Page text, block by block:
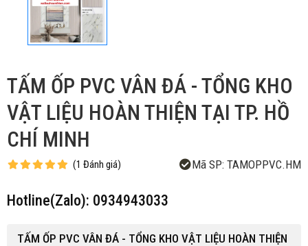
TẤM ỐP PVC VÂN ĐÁ - TỔNG KHO
VẬT LIỆU HOÀN THIỆN TẠI TP. HỒ
CHÍ MINH
(1 Đánh giá) Mã SP: TAMOPPVC.HM
Hotline(Zalo): 0934943033
TẤM ỐP PVC VÂN ĐÁ - TỔNG KHO VẬT LIỆU HOÀN THIỆN